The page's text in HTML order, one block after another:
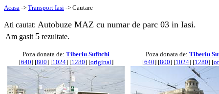
Acasa -> Transport Iasi -> Cautare
Ati cautat: Autobuze MAZ cu numar de parc 03 in Iasi.
Am gasit 5 rezultate.
Poza donata de: Tiberiu Sufitchi
[640] [800] [1024] [1280] [original]
Poza donata de: Tiberiu
[640] [800] [1024] [1280] [